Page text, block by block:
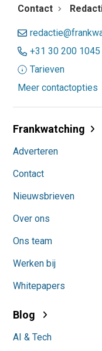
Contact
+31 30 200 1045
Tarieven
Meer contactopties
Frankwatching
Adverteren
Contact
Nieuwsbrieven
Over ons
Ons team
Werken bij
Whitepapers
Blog
AI & Tech